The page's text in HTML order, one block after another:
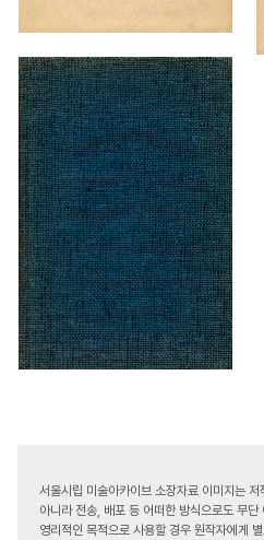
서울시립 미술아카이브 소장자료 이미지는
아니라 전송, 배포 등 어떠한 방식으로도 무단
영리적인 목적으로 사용할 경우 원작자에게